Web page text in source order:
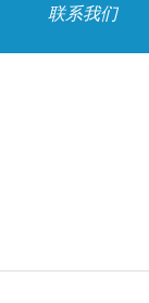
联系我们